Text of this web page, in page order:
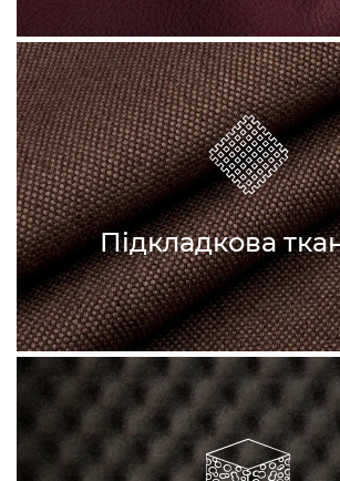
Підкладкова